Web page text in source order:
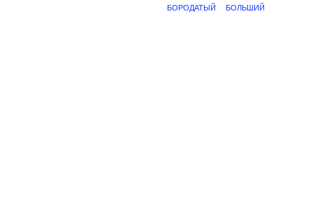
БОРОДАТЫЙ БОЛЬШИЙ